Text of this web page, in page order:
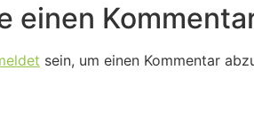
einen
sein, um einen Kommentar